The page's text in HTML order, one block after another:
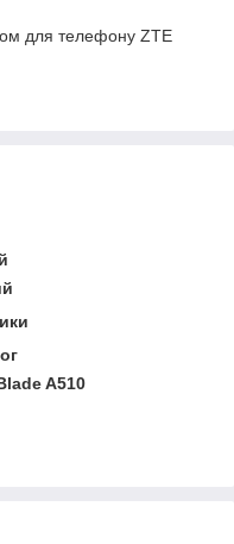
для телефону ZTE
A510